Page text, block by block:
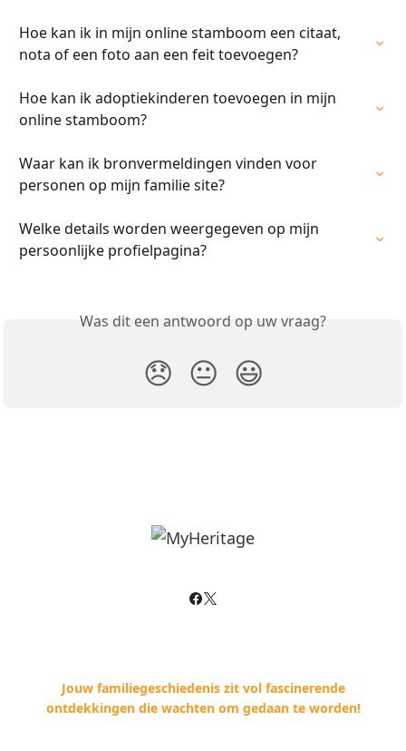
Hoe kan ik in mijn online stamboom een citaat,
nota of een foto aan een feit toevoegen?
Hoe kan ik adoptiekinderen toevoegen in mijn
online stamboom?
Waar kan ik bronvermeldingen vinden voor
personen op mijn familie site?
Welke details worden weergegeven op mijn
persoonlijke profielpagina?
Was dit een antwoord op uw vraag?
😞 😐 😃
Jouw familiegeschiedenis zit vol fascinerende
ontdekkingen die wachten om gedaan te worden!